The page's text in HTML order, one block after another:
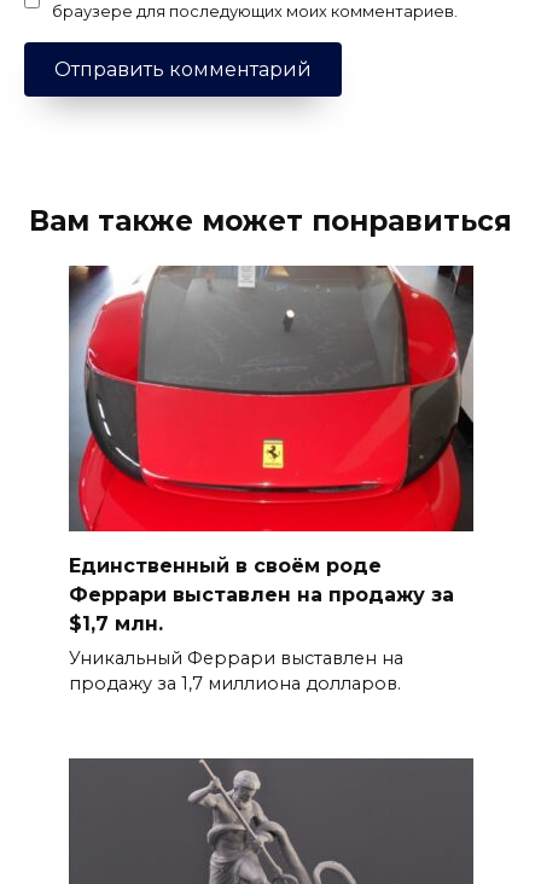
браузере для последующих моих комментариев.
Вам также может понравиться
Единственный в своём роде
Феррари выставлен на продажу за
$1,7 млн.
Уникальный Феррари выставлен на
продажу за 1,7 миллиона долларов.